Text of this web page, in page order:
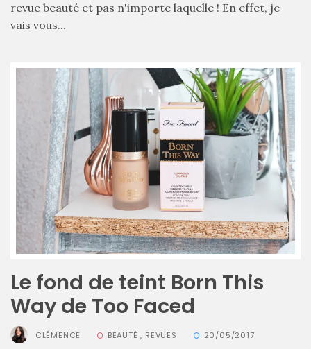
Comparatif :
Monceau
Marly
Ateliers
Auguste,
lequel
choisir
?
02/05/2026
CATÉGORIES
DU BLOG
revue beauté et pas n'importe laquelle ! En effet, je
vais vous...
Le fond de teint Born This
Way de Too Faced
CLÉMENCE BEAUTÉ , REVUES 20/05/2017